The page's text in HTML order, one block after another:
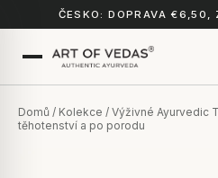
ČESKO: DOPRAVA €6,50,
Domů / Kolekce / Výživné Ayurvedic
těhotenství a po porodu